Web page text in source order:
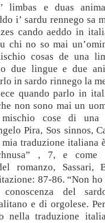
limbas e duas
i’ sardu rennego sa
cando aeddo in
chi no so mai
cosas de una
due lingue e due
in sardo rinnego la
quando parlo in
non sono mai un
cose di una
Pira, Sos sinnos,
traduzione italiana
, 7, e come
romanzo, Sassari,
87-86. “Non
del
e di orgolese.
nella traduzione